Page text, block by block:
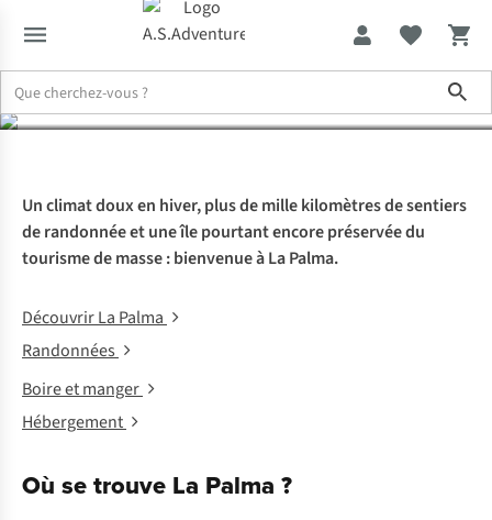
La Palma vous attend
Un climat doux en hiver, plus de mille kilomètres de sentiers
de randonnée et une île pourtant encore préservée du
tourisme de masse : bienvenue à La Palma.
Découvrir La Palma
Randonnées
Boire et manger
Hébergement
Où se trouve La Palma ?